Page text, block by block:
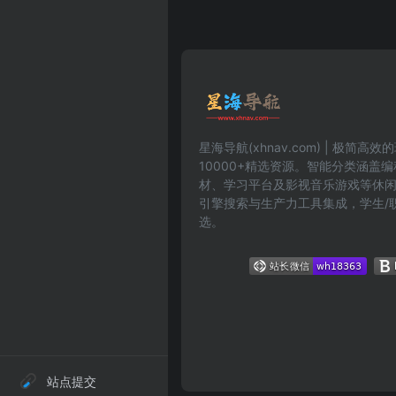
站点提交
星海导航(xhnav.com) | 极简高效
10000+精选资源。智能分类涵盖
材、学习平台及影视音乐游戏等休
引擎搜索与生产力工具集成，学生/
选。